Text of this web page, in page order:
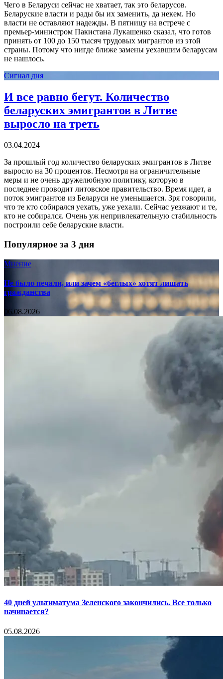
Чего в Беларуси сейчас не хватает, так это беларусов.
Беларуские власти и рады бы их заменить, да некем. Но
власти не оставляют надежды. В пятницу на встрече с
премьер-министром Пакистана Лукашенко сказал, что готов
принять от 100 до 150 тысяч трудовых мигрантов из этой
страны. Потому что нигде ближе замены уехавшим беларусам
не нашлось.
Сигнал дня
И все равно бегут. Количество
беларуских эмигрантов в Литве
выросло на треть
03.04.2024
За прошлый год количество беларуских эмигрантов в Литве
выросло на 30 процентов. Несмотря на ограничительные
меры и не очень дружелюбную политику, которую в
последнее проводит литовское правительство. Время идет, а
поток эмигрантов из Беларуси не уменьшается. Зря говорили,
что те кто собирался уехать, уже уехали. Сейчас уезжают и те,
кто не собирался. Очень уж непривлекательную стабильность
построили себе беларуские власти.
Популярное за 3 дня
Мнение
Не было печали, или зачем «беглых» хотят лишать
гражданства
06.08.2026
40 дней ультиматума Зеленского закончились. Все только
начинается?
05.08.2026